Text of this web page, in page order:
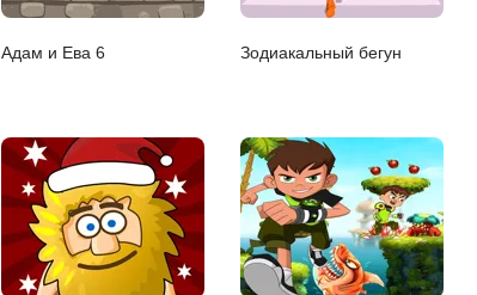
Адам и Ева 6 Зодиакальный бегун